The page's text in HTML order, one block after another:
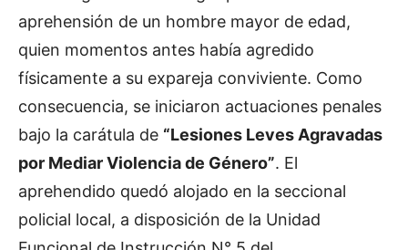
aprehensión de un hombre mayor de edad,
quien momentos antes había agredido
físicamente a su expareja conviviente. Como
consecuencia, se iniciaron actuaciones penales
bajo la carátula de “Lesiones Leves Agravadas
por Mediar Violencia de Género”. El
aprehendido quedó alojado en la seccional
policial local, a disposición de la Unidad